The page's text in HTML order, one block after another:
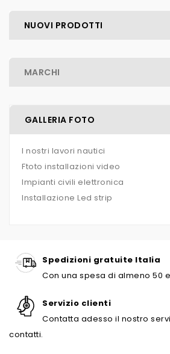
NUOVI PRODOTTI
MARCHI
GALLERIA FOTO
I nostri lavori nautici
Ftoto installazioni video
Impianti civili elettronica
Installazione Led strip
Spedizioni gratuite Italia
Con una spesa di almeno 50
Servizio clienti
Contatta adesso il nostro
contatti.